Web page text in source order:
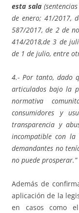
esta sala
de enero; 41/2017,
587/2017, de 2 de
414/2018,de 3 de
de 1 de julio, entre
4.- Por tanto, dado
articulados bajo la
normativa
consumidores y
transparencia y
incompatible con la
demandantes no
no puede prosperar.”
Además de
aplicación de la
en casos como